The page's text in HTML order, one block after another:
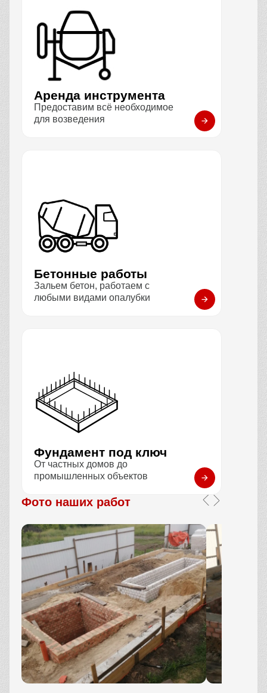
Аренда инструмента
Предоставим всё необходимое
для возведения
Бетонные работы
Зальем бетон, работаем с
любыми видами опалубки
Фундамент под ключ
От частных домов до
промышленных объектов
Фото наших работ